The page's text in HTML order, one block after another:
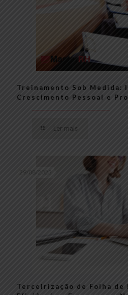
Treinamento Sob Medida:
Crescimento Pessoal e
Ler mais
29/08/2023
Terceirização de Folha de